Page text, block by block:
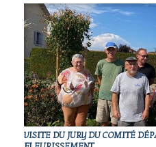
VISITE DU JURY DU COMITÉ